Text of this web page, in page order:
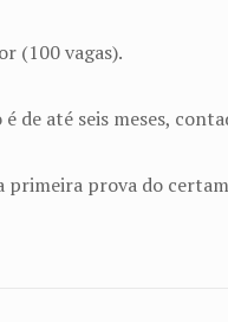
(100 vagas).
até seis meses,
primeira prova do